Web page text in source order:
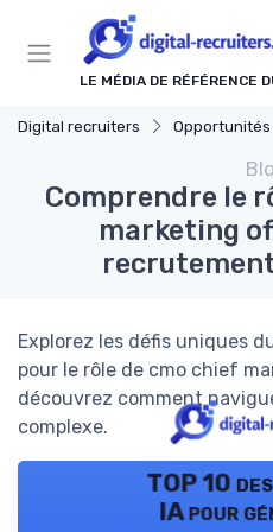
LE MÉDIA DE RÉFÉRENCE
Digital recruiters Opportunités
Comprendre le
marketing
Explorez les défis uniques
pour le rôle de cmo chief
découvrez comment
complexe.
TOP 10
IA pour
Panneau de gestion des